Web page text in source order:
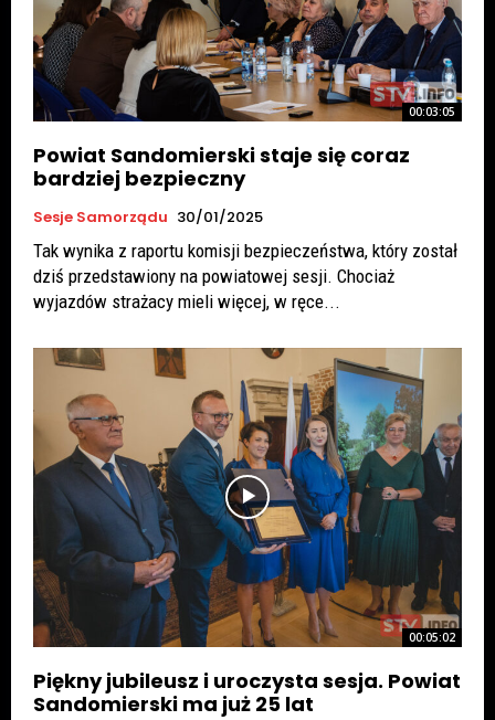
00:03:05
Powiat Sandomierski staje się coraz
bardziej bezpieczny
Sesje Samorządu 30/01/2025
Tak wynika z raportu komisji bezpieczeństwa, który został
dziś przedstawiony na powiatowej sesji. Chociaż
wyjazdów strażacy mieli więcej, w ręce...
00:05:02
Piękny jubileusz i uroczysta sesja. Powiat
Sandomierski ma już 25 lat